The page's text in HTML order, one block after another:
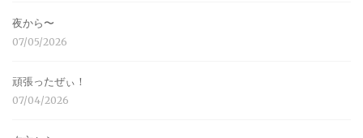
夜から〜
07/05/2026
頑張ったぜぃ！
07/04/2026